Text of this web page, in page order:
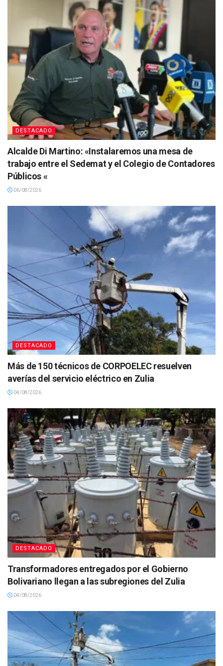
DESTACADO
Alcalde Di Martino: «Instalaremos una mesa de
trabajo entre el Sedemat y el Colegio de Contadores
Públicos «
06/08/2026
DESTACADO
Más de 150 técnicos de CORPOELEC resuelven
averías del servicio eléctrico en Zulia
04/08/2026
DESTACADO
Transformadores entregados por el Gobierno
Bolivariano llegan a las subregiones del Zulia
04/08/2026